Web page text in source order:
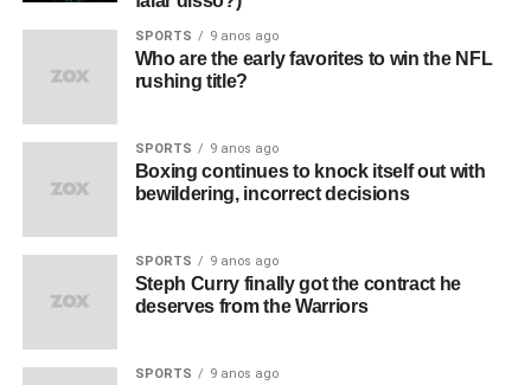
SPORTS 9 anos ago
Who are the early favorites to win the NFL
rushing title?
SPORTS 9 anos ago
Boxing continues to knock itself out with
bewildering, incorrect decisions
SPORTS 9 anos ago
Steph Curry finally got the contract he
deserves from the Warriors
SPORTS 9 anos ago